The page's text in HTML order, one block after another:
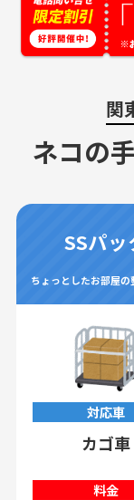
関
ネコの
SSパッ
ちょっとしたお部屋の
対応車
カゴ車
料金